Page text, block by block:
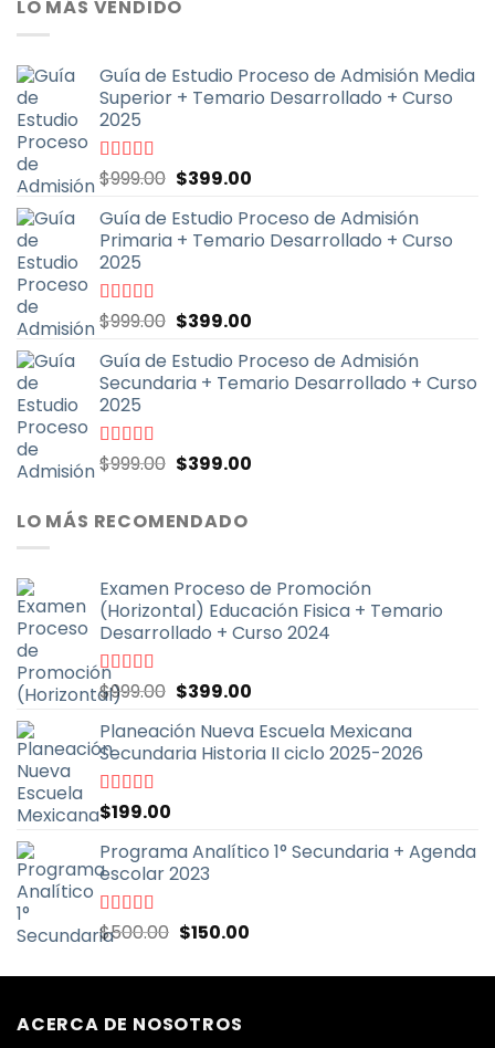
era:
LO MÁS VENDIDO
Guía de Estudio Proceso de Admisión Media
Superior + Temario Desarrollado + Curso
2025
Valorado
con
5
$999.00 El
original
era:
$399.00El
actual
es:
Guía de Estudio Proceso de Admisión
Primaria + Temario Desarrollado + Curso
2025
Valorado
con
5
$999.00 El
original
era:
$399.00El
actual
es:
Guía de Estudio Proceso de Admisión
Secundaria + Temario Desarrollado + Curso
2025
Valorado
con
$999.00 El
original
era:
$399.00El
LO MÁS RECOMENDADO
Examen Proceso de Promoción
(Horizontal) Educación Fisica + Temario
Desarrollado + Curso 2024
Valorado
con
5
$999.00 El
original
era:
$399.00El
actual
es:
Planeación Nueva Escuela Mexicana
Secundaria Historia II ciclo 2025-2026
Valorado
5
$199.00
Programa Analítico 1° Secundaria + Agenda
escolar 2023
Valorado
con
$500.00 El
original
$500.00.
$150.00El
actual
ACERCA DE NOSOTROS